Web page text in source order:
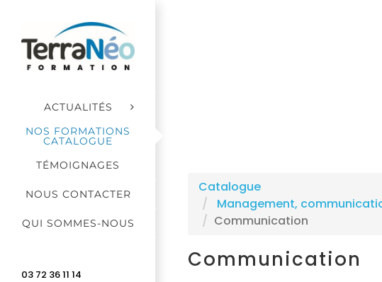
contenu
ACTUALITÉS
NOS FORMATIONS
CATALOGUE
TÉMOIGNAGES
NOUS CONTACTER
QUI SOMMES-NOUS
03 72 36 11 14
Catalogue
Management,
Communication
Communication